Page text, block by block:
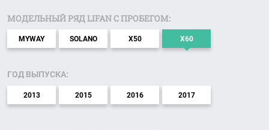
МОДЕЛЬНЫЙ РЯД LIFAN С ПРОБЕГОМ:
MYWAY SOLANO X50 X60
ГОД ВЫПУСКА:
2013 2015 2016 2017